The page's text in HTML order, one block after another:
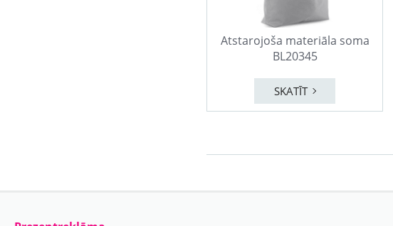
Atstarojoša materiāla soma
BL20345
SKATĪT